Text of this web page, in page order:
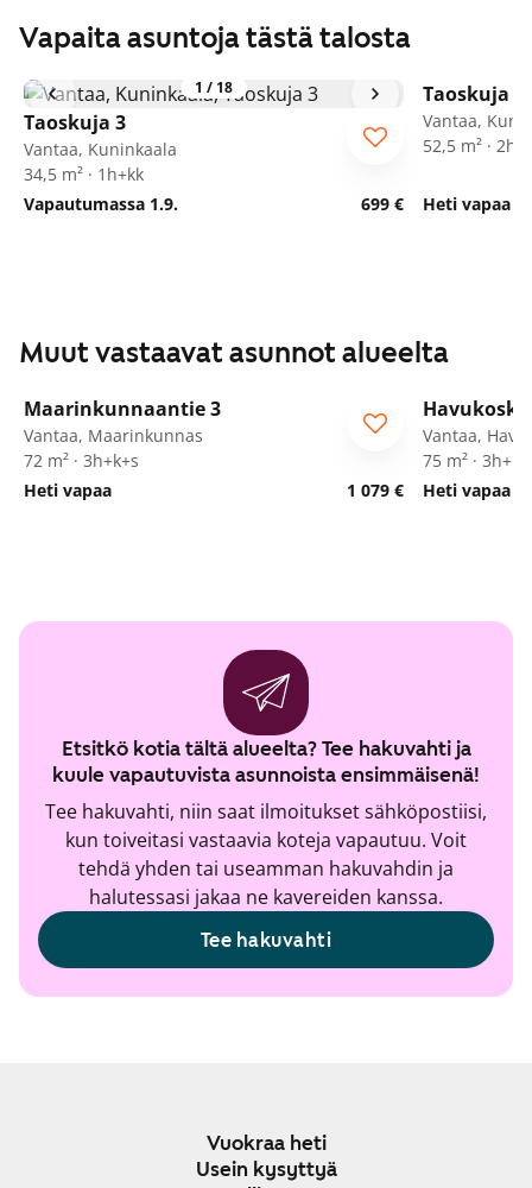
Vapaita asuntoja tästä talosta
1 / 18
Taoskuja 3
Vantaa, Kuninkaala
34,5 m² · 1h+kk
Vapautumassa 1.9.
699 €
Taoskuja 3
Vantaa,
52,5 m² ·
Heti vapaa
Muut vastaavat asunnot alueelta
ARA
Maarinkunnaantie 3
Vantaa, Maarinkunnas
72 m² · 3h+k+s
Heti vapaa
1 079 €
Vantaa,
75 m² · 3h+k
Heti vapaa
Etsitkö kotia tältä alueelta? Tee hakuvahti ja
kuule vapautuvista asunnoista ensimmäisenä!
Tee hakuvahti, niin saat ilmoitukset sähköpostiisi,
kun toiveitasi vastaavia koteja vapautuu. Voit
tehdä yhden tai useamman hakuvahdin ja
halutessasi jakaa ne kavereiden kanssa.
Tee hakuvahti
Vuokraa heti
Usein kysyttyä